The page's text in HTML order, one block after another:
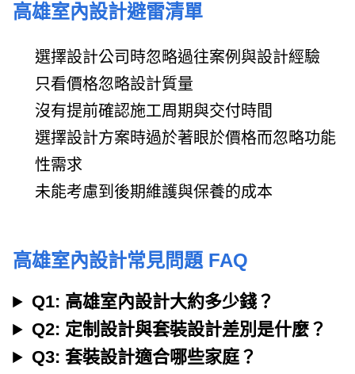
高雄室內設計避雷清單
選擇設計公司時忽略過往案例與設計經驗
只看價格忽略設計質量
沒有提前確認施工周期與交付時間
選擇設計方案時過於著眼於價格而忽略功能
性需求
未能考慮到後期維護與保養的成本
高雄室內設計常見問題 FAQ
Q1: 高雄室內設計大約多少錢？
Q2: 定制設計與套裝設計差別是什麼？
Q3: 套裝設計適合哪些家庭？